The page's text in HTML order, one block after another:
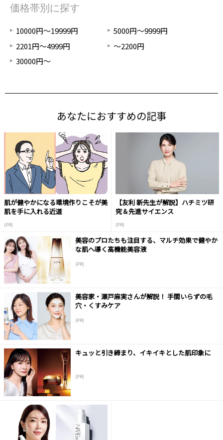
価格帯別に探す
10000円～19999円
5000円～9999円
2201円～4999円
～2200円
30000円～
あなたにおすすめの記事
肌が健やかになる環境作りこそが美
肌を手に入れる近道
(PR)
【友利 新先生が解説】ハチミツ研
究＆先進サイエンス
(PR)
美容のプロたちも注目する、マルチ効果で健やか
な肌へ導く高機能美容液
(PR)
美容家・瀬戸麻実さんが解説！ 手間いらずの毛
穴・くすみケア
(PR)
キュッと引き締まり、イキイキとした肌印象に
(PR)